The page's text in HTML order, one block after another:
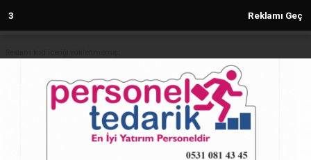
2 Reklamı Geç
Anasayfa
Malatya MOTAŞ yeni döneme hazır
05.09.2024 - 18:29, Güncelleme: 05.09.2024 - 18:29
5778+ kez okundu.